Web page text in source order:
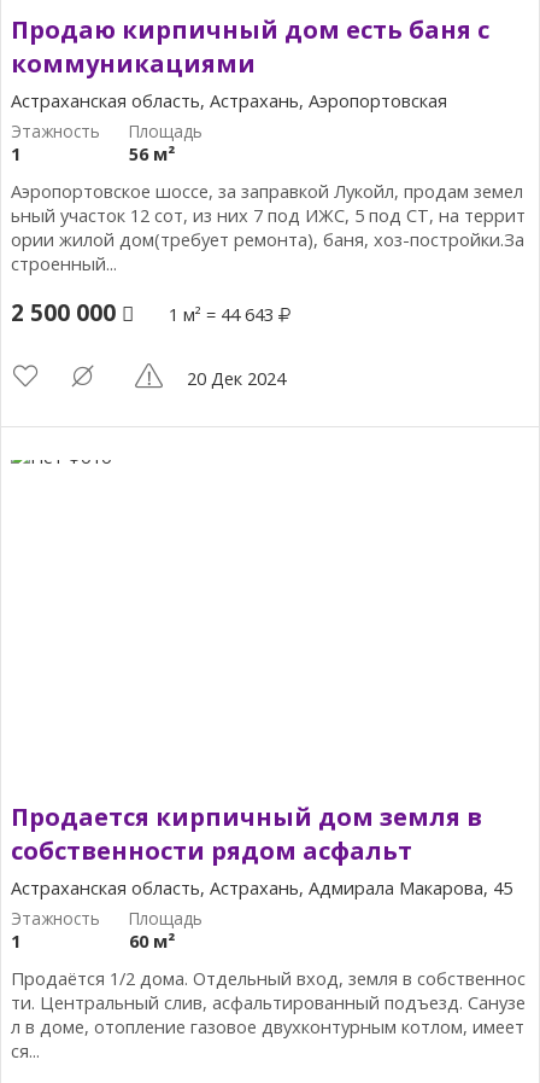
Продаю кирпичный дом есть баня с
коммуникациями
Астраханская область, Астрахань, Аэропортовская
1
56 м²
Аэропортовское шоссе, за заправкой Лукойл, продам земел
ьный участок 12 сот, из них 7 под ИЖС, 5 под СТ, на террит
ории жилой дом(требует ремонта), баня, хоз-постройки.За
строенный...
2 500 000 1 м² = 44 643
20 Дек 2024
Продается кирпичный дом земля в
собственности рядом асфальт
Астраханская область, Астрахань, Адмирала Макарова, 45
1
60 м²
Продаётся 1/2 дома. Отдельный вход, земля в собственнос
ти. Центральный слив, асфальтированный подъезд. Санузе
л в доме, отопление газовое двухконтурным котлом, имеет
ся...